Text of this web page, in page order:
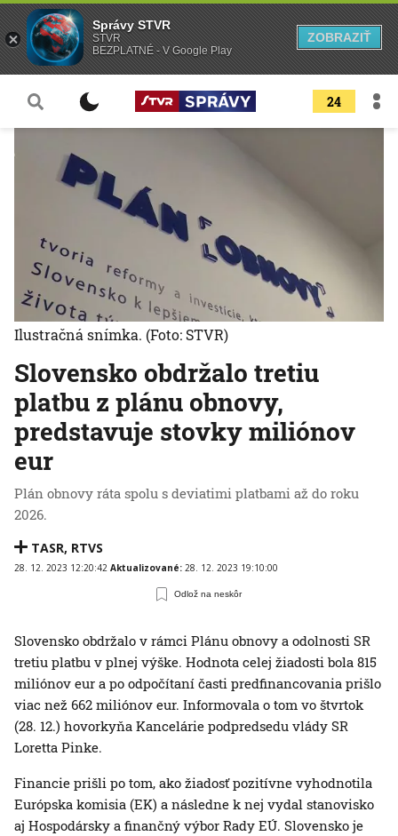
24
Slovensko obdržalo tretiu
platbu z plánu obnovy,
predstavuje stovky miliónov
eur
Plán obnovy ráta spolu s deviatimi platbami až do roku
2026.
TASR, RTVS
28. 12. 2023 12:20:42 Aktualizované: 28. 12. 2023 19:10:00
Odlož na neskôr
Ilustračná snímka. (Foto: STVR)
Slovensko obdržalo v rámci Plánu obnovy a odolnosti SR
tretiu platbu v plnej výške. Hodnota celej žiadosti bola 815
miliónov eur a po odpočítaní časti predfinancovania prišlo
viac než 662 miliónov eur. Informovala o tom vo štvrtok
(28. 12.) hovorkyňa Kancelárie podpredsedu vlády SR
Loretta Pinke.
Financie prišli po tom, ako žiadosť pozitívne vyhodnotila
Európska komisia (EK) a následne k nej vydal stanovisko
aj Hospodársky a finančný výbor Rady EÚ. Slovensko je
Správy STVR
STVR
BEZPLATNÉ - V Google Play
ZOBRAZIŤ